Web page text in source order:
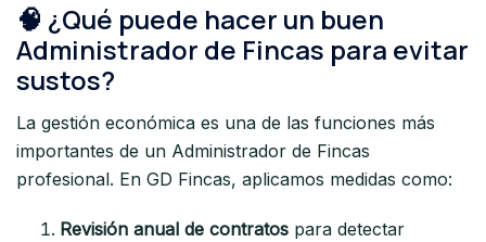
🧠 ¿Qué puede hacer un buen
Administrador de Fincas para evitar
sustos?
La gestión económica es una de las funciones más
importantes de un Administrador de Fincas
profesional. En GD Fincas, aplicamos medidas como:
Revisión anual de contratos para detectar